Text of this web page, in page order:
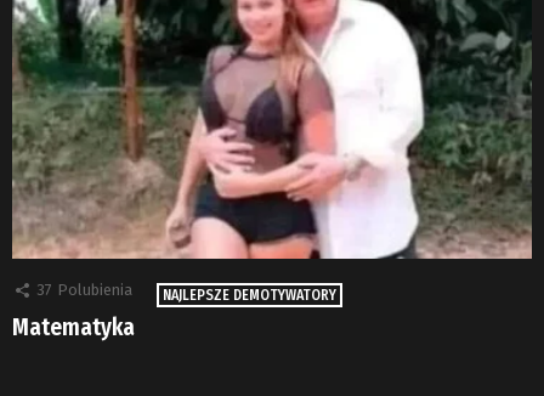
37 Polubienia NAJLEPSZE DEMOTYWATORY
Matematyka